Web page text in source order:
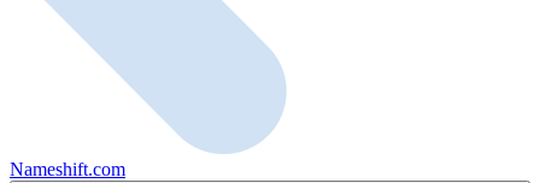
Nameshift.com